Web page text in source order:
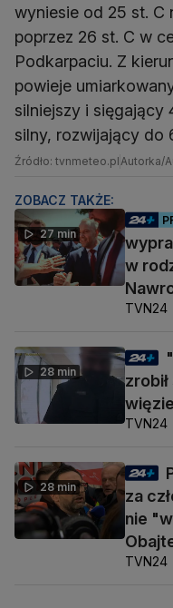
wyniesie od 25 st. C
poprzez 26 st. C w
Podkarpaciu. Z
powieje
silniejszy i sięgający
silny, rozwijający do
Źródło: tvnmeteo.plAutorka/
ZOBACZ TAKŻE:
27 min
w
TVN24
28 min
TVN24
28 min
za
nie
TVN24